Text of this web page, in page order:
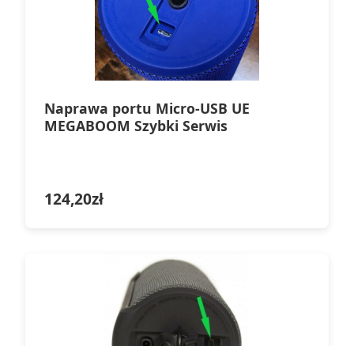
Naprawa portu Micro-USB UE
MEGABOOM Szybki Serwis
124,20zł